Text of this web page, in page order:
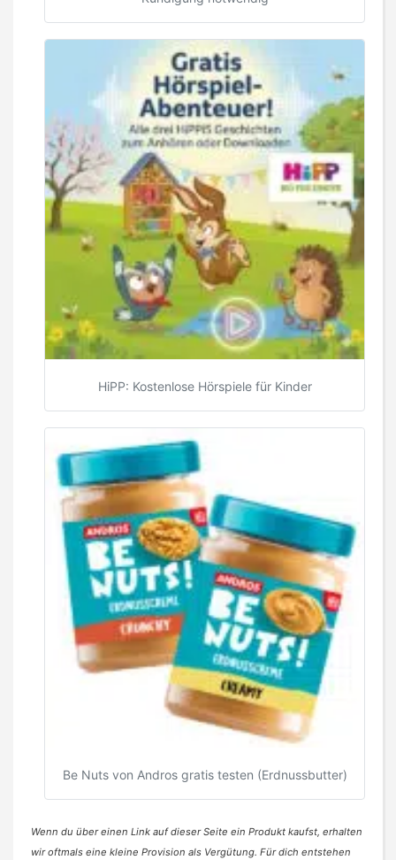
HiPP: Kostenlose Hörspiele für Kinder
Be Nuts von Andros gratis testen (Erdnussbutter)
Wenn du über einen Link auf dieser Seite ein Produkt kaufst, erhalten
wir oftmals eine kleine Provision als Vergütung. Für dich entstehen